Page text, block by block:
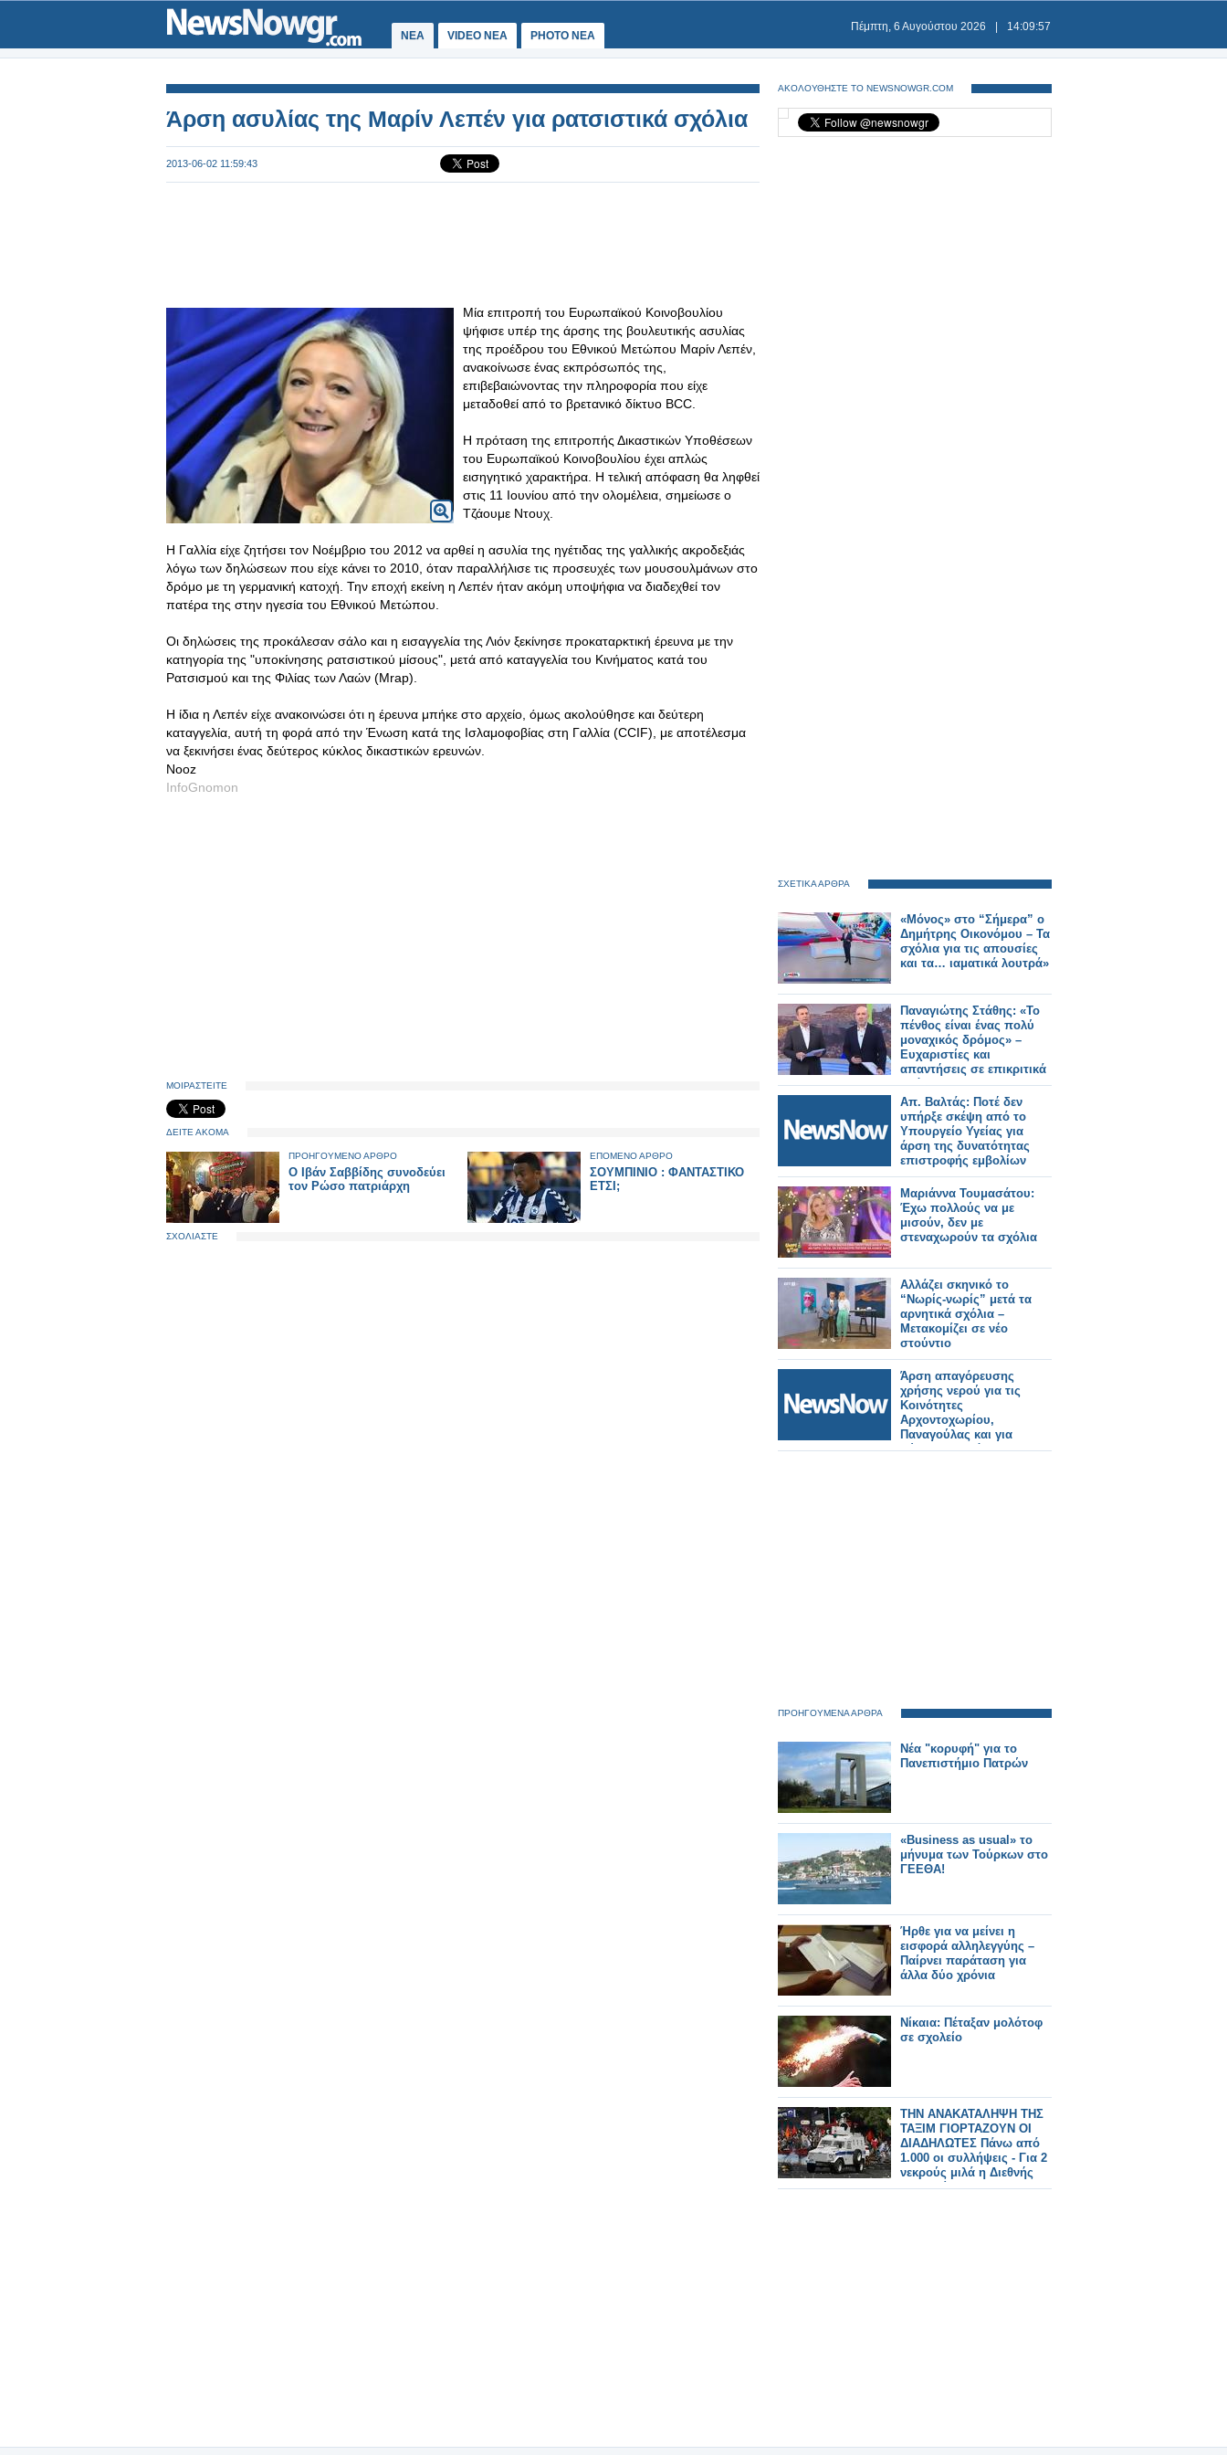
ΝΕΑ VIDEO NEA PHOTO NEA
Πέμπτη, 6 Αυγούστου 2026 14:09:57
Άρση ασυλίας της Μαρίν Λεπέν για ρατσιστικά σχόλια
2013-06-02 11:59:43
Μία επιτροπή του Ευρωπαϊκού Κοινοβουλίου
ψήφισε υπέρ της άρσης της βουλευτικής ασυλίας
της προέδρου του Εθνικού Μετώπου Μαρίν Λεπέν,
ανακοίνωσε ένας εκπρόσωπός της,
επιβεβαιώνοντας την πληροφορία που είχε
μεταδοθεί από το βρετανικό δίκτυο BCC.
Η πρόταση της επιτροπής Δικαστικών Υποθέσεων
του Ευρωπαϊκού Κοινοβουλίου έχει απλώς
εισηγητικό χαρακτήρα. Η τελική απόφαση θα ληφθεί
στις 11 Ιουνίου από την ολομέλεια, σημείωσε ο
Τζάουμε Ντουχ.
Η Γαλλία είχε ζητήσει τον Νοέμβριο του 2012 να αρθεί η ασυλία της ηγέτιδας της γαλλικής ακροδεξιάς
λόγω των δηλώσεων που είχε κάνει το 2010, όταν παραλλήλισε τις προσευχές των μουσουλμάνων στο
δρόμο με τη γερμανική κατοχή. Την εποχή εκείνη η Λεπέν ήταν ακόμη υποψήφια να διαδεχθεί τον
πατέρα της στην ηγεσία του Εθνικού Μετώπου.
Οι δηλώσεις της προκάλεσαν σάλο και η εισαγγελία της Λιόν ξεκίνησε προκαταρκτική έρευνα με την
κατηγορία της "υποκίνησης ρατσιστικού μίσους", μετά από καταγγελία του Κινήματος κατά του
Ρατσισμού και της Φιλίας των Λαών (Mrap).
Η ίδια η Λεπέν είχε ανακοινώσει ότι η έρευνα μπήκε στο αρχείο, όμως ακολούθησε και δεύτερη
καταγγελία, αυτή τη φορά από την Ένωση κατά της Ισλαμοφοβίας στη Γαλλία (CCIF), με αποτέλεσμα
να ξεκινήσει ένας δεύτερος κύκλος δικαστικών ερευνών.
Nooz
InfoGnomon
ΜΟΙΡΑΣΤΕΙΤΕ
ΔΕΙΤΕ ΑΚΟΜΑ
ΠΡΟΗΓΟΥΜΕΝΟ ΑΡΘΡΟ
O Iβάν Σαββίδης συνοδεύει
τον Ρώσο πατριάρχη
ΕΠΟΜΕΝΟ ΑΡΘΡΟ
ΣΟΥΜΠΙΝΙΟ : ΦΑΝΤΑΣΤΙΚΟ
ΕΤΣΙ;
ΣΧΟΛΙΑΣΤΕ
ΑΚΟΛΟΥΘΗΣΤΕ ΤΟ NEWSNOWGR.COM
ΣΧΕΤΙΚΑ ΑΡΘΡΑ
«Μόνος» στο “Σήμερα” ο
Δημήτρης Οικονόμου – Τα
σχόλια για τις απουσίες
και τα… ιαματικά λουτρά»
Παναγιώτης Στάθης: «Το
πένθος είναι ένας πολύ
μοναχικός δρόμος» –
Ευχαριστίες και
απαντήσεις σε επικριτικά
σχόλια
Απ. Βαλτάς: Ποτέ δεν
υπήρξε σκέψη από το
Υπουργείο Υγείας για
άρση της δυνατότητας
επιστροφής εμβολίων
Μαριάννα Τουμασάτου:
Έχω πολλούς να με
μισούν, δεν με
στεναχωρούν τα σχόλια
Αλλάζει σκηνικό το
“Νωρίς-νωρίς” μετά τα
αρνητικά σχόλια –
Μετακομίζει σε νέο
στούντιο
Άρση απαγόρευσης
χρήσης νερού για τις
Κοινότητες
Αρχοντοχωρίου,
Παναγούλας και για
Λύσιμο, Παλιόβαρκα.
ΠΡΟΗΓΟΥΜΕΝΑ ΑΡΘΡΑ
Nέα "κορυφή" για το
Πανεπιστήμιο Πατρών
«Business as usual» το
μήνυμα των Τούρκων στο
ΓΕΕΘΑ!
Ήρθε για να μείνει η
εισφορά αλληλεγγύης –
Παίρνει παράταση για
άλλα δύo χρόνια
Νίκαια: Πέταξαν μολότοφ
σε σχολείο
ΤΗΝ ΑΝΑΚΑΤΑΛΗΨΗ ΤΗΣ
ΤΑΞΙΜ ΓΙΟΡΤΑΖΟΥΝ ΟΙ
ΔΙΑΔΗΛΩΤΕΣ Πάνω από
1.000 οι συλλήψεις - Για 2
νεκρούς μιλά η Διεθνής
Αμνηστία